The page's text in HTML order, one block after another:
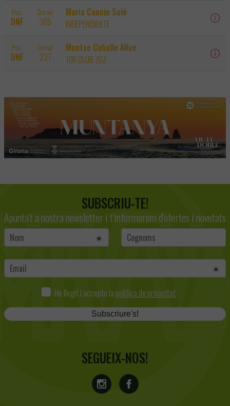
Pos.
DNF
Dorsal
385
Maria Cancio Solé
INDEPENDIENTE
Pos.
DNF
Dorsal
237
Montse Caballe Allue
10K CLUB ZGZ
SUBSCRIU-TE!
Apunta't a nostra newsletter i t'informarem d'ofertes i novetats
He llegit i accepto la política de privacitat
Subscriure's!
SEGUEIX-NOS!